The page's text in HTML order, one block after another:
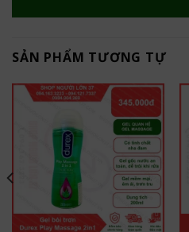
SẢN PHẨM TƯƠNG TỰ